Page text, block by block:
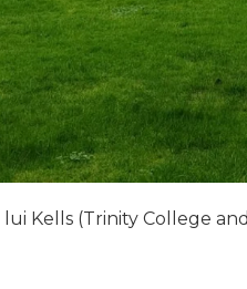
lui Kells (Trinity College